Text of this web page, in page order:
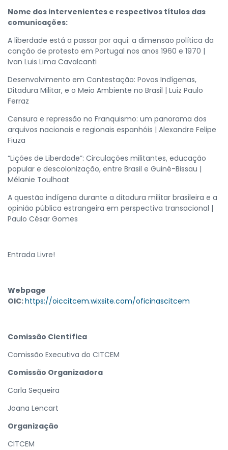
Nome dos intervenientes e respectivos títulos das
comunicações:
A liberdade está a passar por aqui: a dimensão política da
canção de protesto em Portugal nos anos 1960 e 1970 |
Ivan Luis Lima Cavalcanti
Desenvolvimento em Contestação: Povos Indígenas,
Ditadura Militar, e o Meio Ambiente no Brasil | Luiz Paulo
Ferraz
Censura e repressão no Franquismo: um panorama dos
arquivos nacionais e regionais espanhóis | Alexandre Felipe
Fiuza
“Lições de Liberdade”: Circulações militantes, educação
popular e descolonização, entre Brasil e Guiné-Bissau |
Mélanie Toulhoat
A questão indígena durante a ditadura militar brasileira e a
opinião pública estrangeira em perspectiva transacional |
Paulo César Gomes
Entrada Livre!
Webpage
OIC:https://oiccitcem.wixsite.com/oficinascitcem
Comissão Científica
Comissão Executiva do CITCEM
Comissão Organizadora
Carla Sequeira
Joana Lencart
Organização
CITCEM